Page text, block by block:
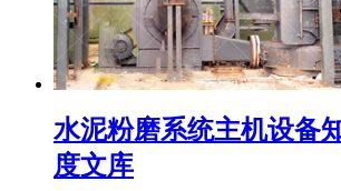
水泥粉磨系统主机设备
度文库